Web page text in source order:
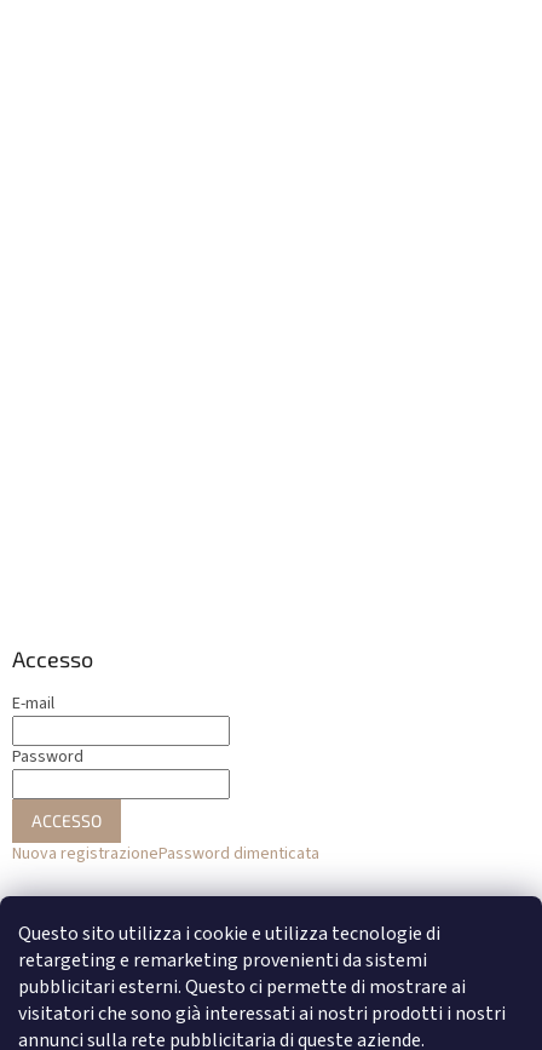
Questo sito utilizza i cookie e utilizza tecnologie di
retargeting e remarketing provenienti da sistemi
pubblicitari esterni. Questo ci permette di mostrare ai
visitatori che sono già interessati ai nostri prodotti i nostri
annunci sulla rete pubblicitaria di queste aziende.
Accesso
E-mail
Password
ACCESSO
Nuova registrazionePassword dimenticata
o
Accesso con Facebook
Accesso con Google